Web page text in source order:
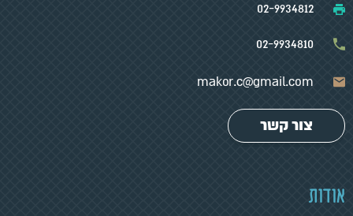
02-9934812
02-9934810
makor.c@gmail.com
צור קשר
אודות